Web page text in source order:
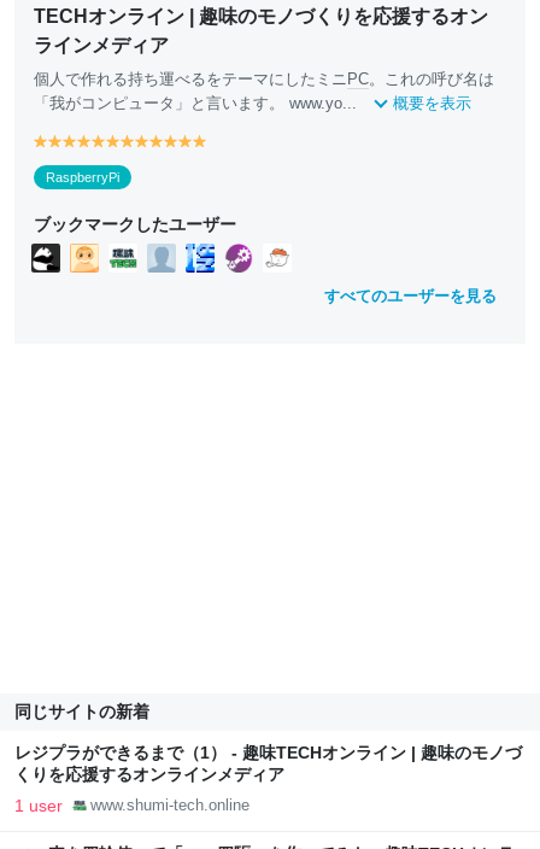
TECHオンライン | 趣味のモノづくりを応援するオン
ラインメディア
個人で作れる持ち運べるをテーマにしたミニ PC。これの呼び名は
「我がコンピュータ」と言います。 www.yo...
概要を表示
y
e
ll
w
y
e
ll
o
w
y
e
ll
w
y
e
ll
w
y
e
ll
w
y
e
ll
w
y
e
ll
w
y
w
y
w
y
w
y
w
w
RaspberryPi
ブックマークしたユーザー
すべてのユーザーを見る
同じサイトの新着
レジプラができるまで（1） - 趣味TECHオンライン | 趣味のモノづ
くりを応援するオンラインメディア
1 user www.shumi-tech.online